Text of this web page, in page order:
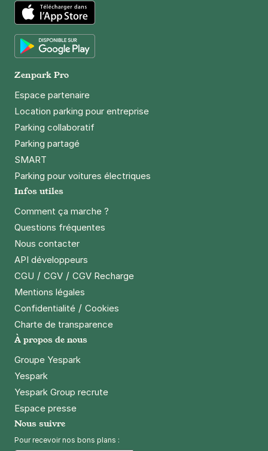
+ Abonnements disponibles
Square Varcolfier - boulevard du
54000
4,4(43 avis)
17 €/jour,57 €/semaine
Réserver
+ Abonnements disponibles
App Store
Zenpark Pro
Espace partenaire
Location parking pour entreprise
Parking collaboratif
Parking partagé
SMART
Parking pour voitures électriques
Infos utiles
Comment ça marche ?
Questions fréquentes
Nous contacter
API développeurs
CGU / CGV / CGV Recharge
Mentions légales
Confidentialité / Cookies
Charte de transparence
À propos de nous
Groupe Yespark
Yespark
Yespark Group recrute
Espace presse
Nous suivre
Pour recevoir nos bons plans :